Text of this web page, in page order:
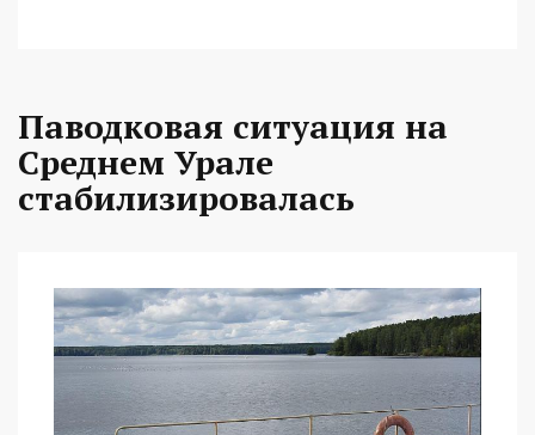
Паводковая ситуация на
Среднем Урале
стабилизировалась